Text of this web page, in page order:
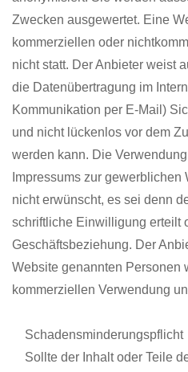
Zwecken ausgewertet. Eine
kommerziellen oder
nicht statt. Der Anbieter weist
die Datenübertragung im
Kommunikation per E-Mail)
und nicht lückenlos vor dem
werden kann. Die
Impressums zur
nicht erwünscht, es sei denn
schriftliche Einwilligung erteilt
Geschäftsbeziehung. Der
Website genannten Personen
kommerziellen Verwendung
Schadensminderungspflicht
Sollte der Inhalt oder Teile